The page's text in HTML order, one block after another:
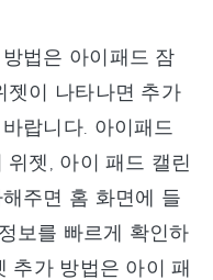
법은 아이패드 잠
젯이 나타나면 추가
랍니다. 아이패드
젯, 아이 패드 캘린
주면 홈 화면에 들
보를 빠르게 확인하
추가 방법은 아이 패